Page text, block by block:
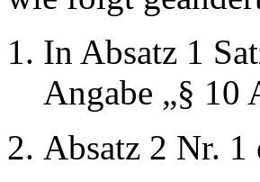
In Absatz 1
Angabe „§ 10
Absatz 2 Nr. 1